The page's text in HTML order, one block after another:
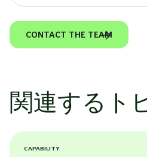
CONTACT THE TEAM
関連するト
CAPABILITY